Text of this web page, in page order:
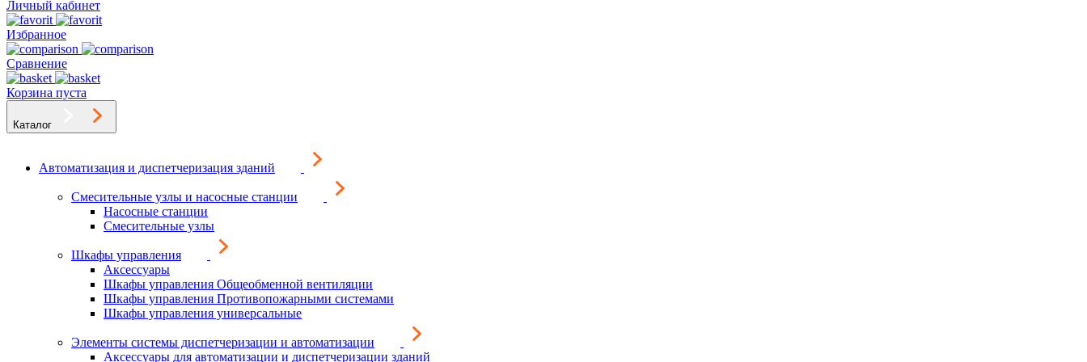
Личный кабинет
Избранное
Сравнение
Корзина пуста
Каталог
Автоматизация и диспетчеризация зданий
Смесительные узлы и насосные станции
Насосные станции
Смесительные узлы
Шкафы управления
Аксессуары
Шкафы управления Общеобменной вентиляции
Шкафы управления Противопожарными системами
Шкафы управления универсальные
Элементы системы диспетчеризации и автоматизации
Аксессуары для автоматизации и диспетчеризации зданий